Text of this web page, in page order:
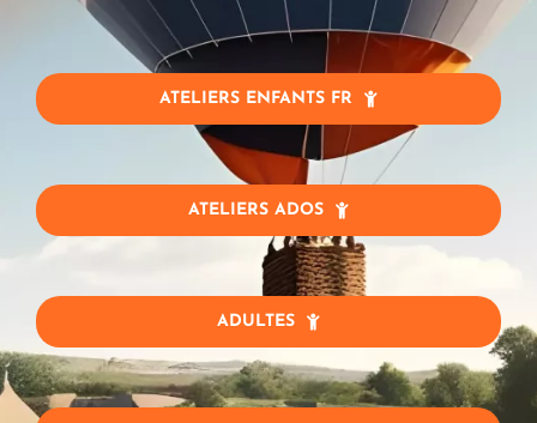
ATELIERS ENFANTS FR
ATELIERS ADOS
ADULTES